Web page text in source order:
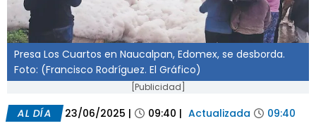
Presa Los Cuartos en Naucalpan, Edomex, se desborda.
Foto: (Francisco Rodríguez. El Gráfico)
[Publicidad]
AL DÍA 23/06/2025 | 09:40 | Actualizada 09:40